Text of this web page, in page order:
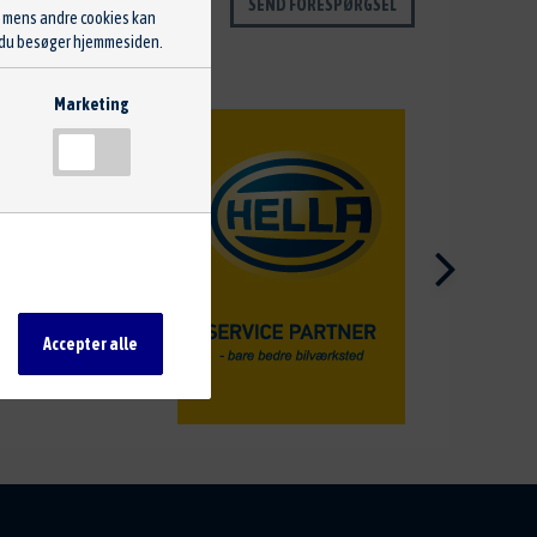
SEND FORESPØRGSEL
andre cookies kan
besøger hjemmesiden.
Hvordan du præcist
de blokeres i din
Marketing
Accepter alle